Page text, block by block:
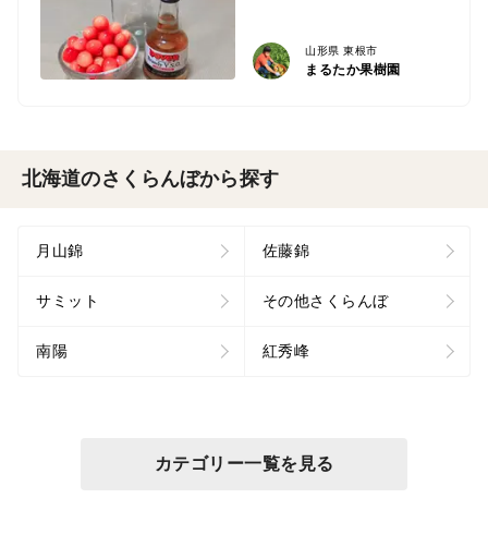
山形県 東根市
まるたか果樹園
北海道のさくらんぼから探す
月山錦 佐藤錦
サミット その他さくらんぼ
南陽 紅秀峰
カテゴリー一覧を見る